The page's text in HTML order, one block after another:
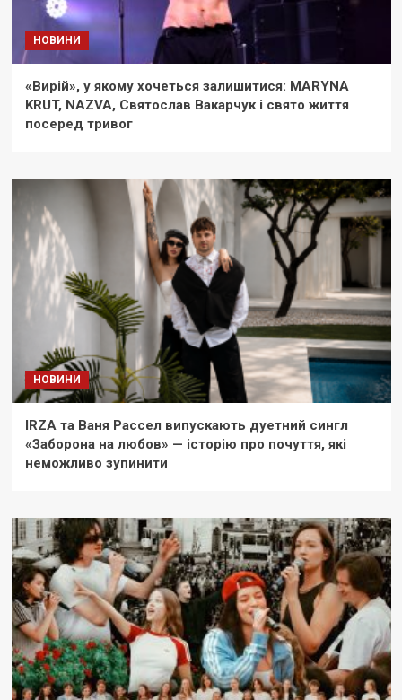
НОВИНИ
«Вирій», у якому хочеться залишитися: MARYNA
KRUT, NAZVA, Святослав Вакарчук і свято життя
посеред тривог
НОВИНИ
IRZA та Ваня Рассел випускають дуетний сингл
«Заборона на любов» — історію про почуття, які
неможливо зупинити